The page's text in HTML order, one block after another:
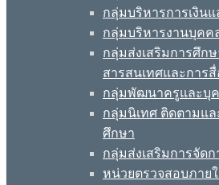
กลุ่มบริหารการเงิน
กลุ่มบริหารงานบุคค
กลุ่มส่งเสริมการศึก
สารสนเทศและการสื่
กลุ่มพัฒนาครูและบุ
กลุ่มนิเทศ ติดตามแล
ศึกษา
กลุ่มส่งเสริมการจัด
หน่วยตรวจสอบภาย